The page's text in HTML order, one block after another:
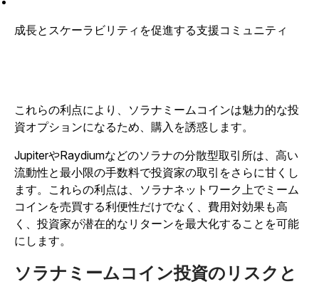
成長とスケーラビリティを促進する支援コミュニティ
これらの利点により、ソラナミームコインは魅力的な投
資オプションになるため、購入を誘惑します。
JupiterやRaydiumなどのソラナの分散型取引所は、高い
流動性と最小限の手数料で投資家の取引をさらに甘くし
ます。これらの利点は、ソラナネットワーク上でミーム
コインを売買する利便性だけでなく、費用対効果も高
く、投資家が潜在的なリターンを最大化することを可能
にします。
ソラナミームコイン投資のリスクと